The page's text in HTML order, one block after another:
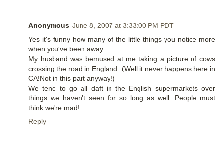
Anonymous June 8, 2007 at 3:33:00 PM PDT
Yes it's funny how many of the little things you notice more
when you've been away.
My husband was bemused at me taking a picture of cows
crossing the road in England. (Well it never happens here in
CA!Not in this part anyway!)
We tend to go all daft in the English supermarkets over
things we haven't seen for so long as well. People must
think we're mad!
Reply